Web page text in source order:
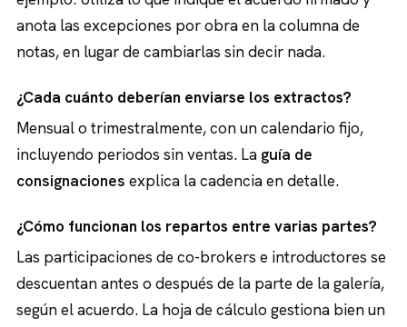
anota las excepciones por obra en la columna de
notas, en lugar de cambiarlas sin decir nada.
¿Cada cuánto deberían enviarse los extractos?
Mensual o trimestralmente, con un calendario fijo,
incluyendo periodos sin ventas. La guía de
consignaciones explica la cadencia en detalle.
¿Cómo funcionan los repartos entre varias partes?
Las participaciones de co-brokers e introductores se
descuentan antes o después de la parte de la galería,
según el acuerdo. La hoja de cálculo gestiona bien un